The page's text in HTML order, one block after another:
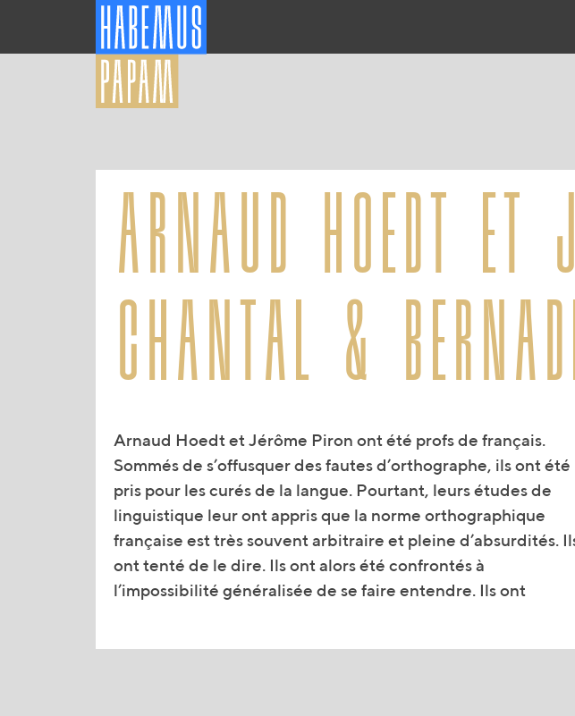
arnaud hoedt
chantal &
Arnaud Hoedt et Jérôme Piron ont été profs de français.
Sommés de s’offusquer des fautes d’orthographe, ils ont été
pris pour les curés de la langue. Pourtant, leurs études de
linguistique leur ont appris que la norme orthographique
française est très souvent arbitraire et pleine d’absurdités.
ont tenté de le dire. Ils ont alors été confrontés à
l’impossibilité généralisée de se faire entendre. Ils ont
progressivement pris conscience des enjeux politiques et